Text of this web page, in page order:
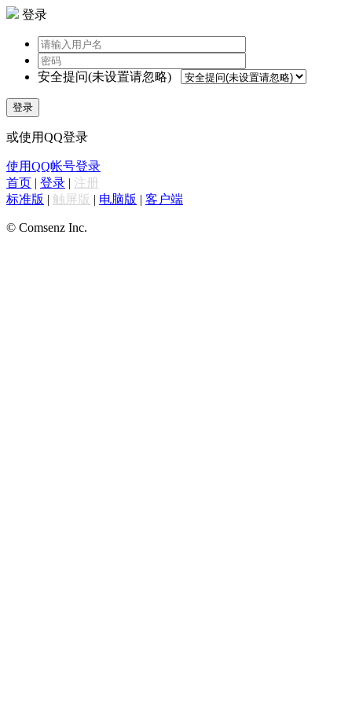
登录
安全提问(未设置请忽略)
登录
或使用QQ登录
使用QQ帐号登录
首页 | 登录 | 注册
标准版 | 触屏版 | 电脑版 | 客户端
© Comsenz Inc.